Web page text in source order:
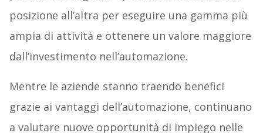
posizione all’altra per eseguire una gamma più
ampia di attività e ottenere un valore maggiore
dall’investimento nell’automazione.
Mentre le aziende stanno traendo benefici
grazie ai vantaggi dell’automazione, continuano
a valutare nuove opportunità di impiego nelle